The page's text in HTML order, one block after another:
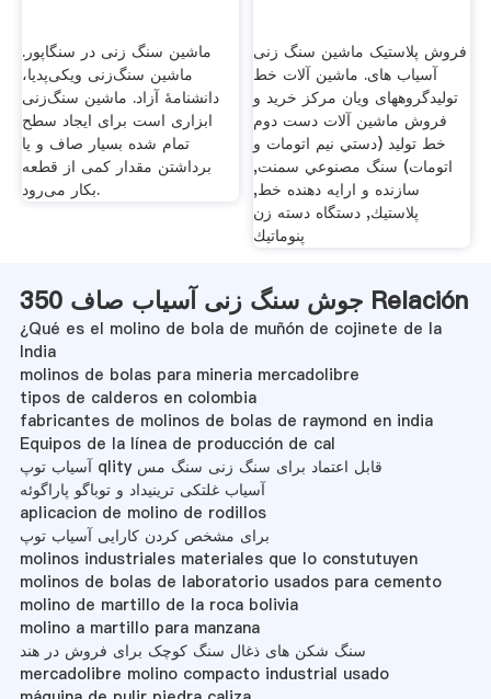
ماشین سنگ زنی در سنگاپور.
ماشین سنگ‌زنی ویکی‌پدیا،
دانشنامهٔ آزاد. ماشین سنگ‌زنی
ابزاری است برای ایجاد سطح
تمام شده بسیار صاف و یا
برداشتن مقدار کمی از قطعه
بکار می‌رود.
فروش پلاستیک ماشین سنگ زنی
آسیاب های. ماشین آلات خط
تولیدگروههای ویان مركز خريد و
فروش ماشين آلات دست دوم
خط توليد (دستي نيم اتومات و
اتومات) سنگ مصنوعي سمنت,
سازنده و ارايه دهنده خط,
پلاستيك, دستگاه دسته زن
پنوماتيك
جوش سنگ زنی آسیاب صاف 350 Relación
¿Qué es el molino de bola de muñón de cojinete de la
India
molinos de bolas para mineria mercadolibre
tipos de calderos en colombia
fabricantes de molinos de bolas de raymond en india
Equipos de la línea de producción de cal
آسیاب توپ qlity قابل اعتماد برای سنگ زنی سنگ مس
آسیاب غلتکی ترینیداد و توباگو پاراگوئه
aplicacion de molino de rodillos
برای مشخص کردن کارایی آسیاب توپ
molinos industriales materiales que lo constutuyen
molinos de bolas de laboratorio usados para cemento
molino de martillo de la roca bolivia
molino a martillo para manzana
سنگ شکن های ذغال سنگ کوچک برای فروش در هند
mercadolibre molino compacto industrial usado